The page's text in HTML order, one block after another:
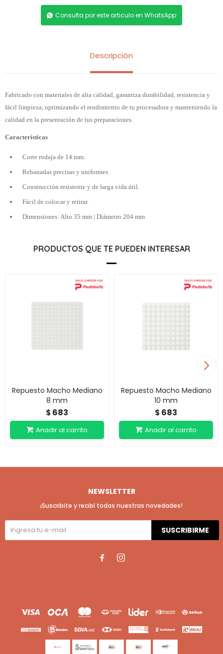
Consulta por este articulo en WhatsApp
Descripción
Fabricado con materiales de alta calidad, garantiza durabilidad, resistencia y
fácil limpieza, optimizando el rendimiento de tu procesadora y manteniendo la
calidad en la presentación de tus preparaciones.
Características
Corte rodaja de 14 mm.
Rebanadas precisas y uniformes.
Construcción resistente y de larga vida útil.
Fácil de colocar y retirar.
Dimensiones: Alto 35 mm | Diámetro 204 mm
PRODUCTOS QUE TE PUEDEN INTERESAR
Repuesto Macho Mediano
8 mm
$ 683
Repuesto Macho Mediano
10 mm
$ 683
NEWSLETTER
¡Suscribite y recibí todas nuestras novedades!
SUSCRIBIRME
 